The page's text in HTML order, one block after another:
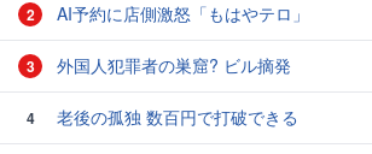
2 AI予約に店側激怒「もはやテロ」
3 外国人犯罪者の巣窟? ビル摘発
4 老後の孤独 数百円で打破できる